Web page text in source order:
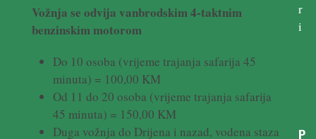
Vožnja se odvija vanbrodskim 4-taktnim
benzinskim motorom
Do 10 osoba (vrijeme trajanja safarija 45
minuta) = 100,00 KM
Od 11 do 20 osoba (vrijeme trajanja safarija
45 minuta) = 150,00 KM
Duga vožnja do Drijena i nazad, vodena staza
r
i
P